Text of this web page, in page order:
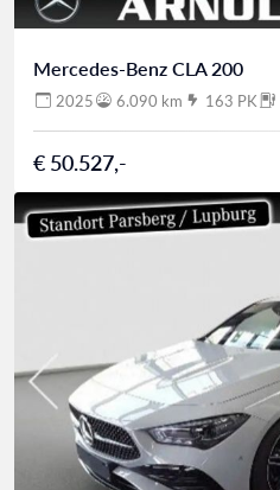
Mercedes-Benz CLA 200
2025 6.090 km 163 PK
€ 50.527,-